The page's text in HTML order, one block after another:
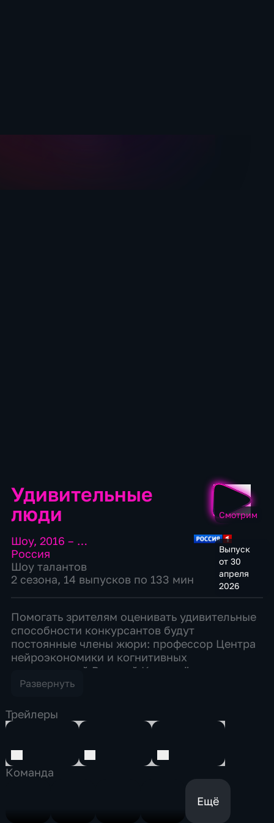
Удивительные
люди
Смотрим
Выпуск
от 30
апреля
2026
Шоу,2016 – …
Россия
Шоу талантов
2 сезона, 14 выпусков по 133 мин
Помогать зрителям оценивать удивительные
способности конкурсантов будут
постоянные члены жюри: профессор Центра
нейроэкономики и когнитивных
исследований Василий Ключарёв,
популяризатор научных знаний, автор и
Александр Пушной, хореограф и
телеведущий Евгений Папунаишвили. В
эксперт – двукратная олимпийская
чемпионка и чемпионка мира по легкой
атлетике Светлана Мастеркова. Ведущий
телевизионной премии «ТЭФИ», теле- и
радиоведущий Артём Варгафтик. Этот сезон
Развернуть
Трейлеры
Команда
Ещё